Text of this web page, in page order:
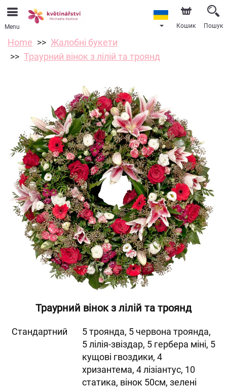
Menu Кошик Пошук
Home
Жалобні букети
Траурний вінок з лілій та троянд
Траурний вінок з лілій та троянд
Cтандартний
5 троянда, 5 червона троянда,
5 лілія-звіздар, 5 гербера міні, 5
кущові гвоздики, 4
хризантема, 4 лізіантус, 10
статика, вінок 50см, зелені